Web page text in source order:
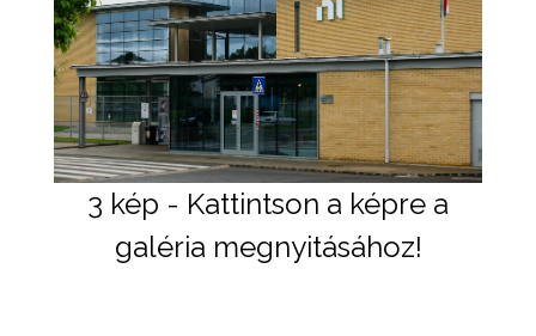
3 kép - Kattintson a képre a
galéria megnyitásához!